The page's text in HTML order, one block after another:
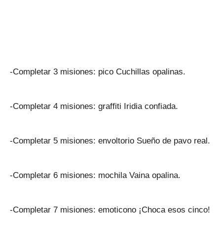
-Completar 3 misiones: pico Cuchillas opalinas.
-Completar 4 misiones: graffiti Iridia confiada.
-Completar 5 misiones: envoltorio Sueño de pavo real.
-Completar 6 misiones: mochila Vaina opalina.
-Completar 7 misiones: emoticono ¡Choca esos cinco!